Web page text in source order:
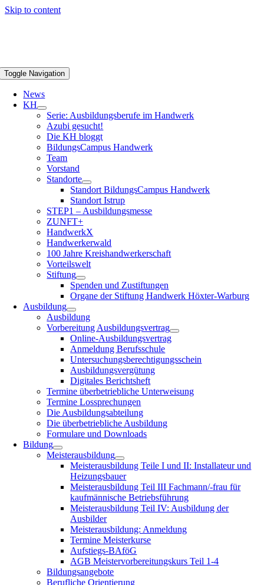
Skip to content
Toggle Navigation
News
KH
Serie: Ausbildungsberufe im Handwerk
Azubi gesucht!
Die KH bloggt
BildungsCampus Handwerk
Team
Vorstand
Standorte
Standort BildungsCampus Handwerk
Standort Istrup
STEP1 – Ausbildungsmesse
ZUNFT+
HandwerkX
Handwerkerwald
100 Jahre Kreishandwerkerschaft
Vorteilswelt
Stiftung
Spenden und Zustiftungen
Organe der Stiftung Handwerk Höxter-Warburg
Ausbildung
Ausbildung
Vorbereitung Ausbildungsvertrag
Online-Ausbildungsvertrag
Anmeldung Berufsschule
Untersuchungsberechtigungsschein
Ausbildungsvergütung
Digitales Berichtsheft
Termine überbetriebliche Unterweisung
Termine Lossprechungen
Die Ausbildungsabteilung
Die überbetriebliche Ausbildung
Formulare und Downloads
Bildung
Meisterausbildung
Meisterausbildung Teile I und II: Installateur und
Heizungsbauer
Meisterausbildung Teil III Fachmann/-frau für
kaufmännische Betriebsführung
Meisterausbildung Teil IV: Ausbildung der
Ausbilder
Meisterausbildung: Anmeldung
Termine Meisterkurse
Aufstiegs-BAföG
AGB Meistervorbereitungskurs Teil 1-4
Bildungsangebote
Berufliche Orientierung